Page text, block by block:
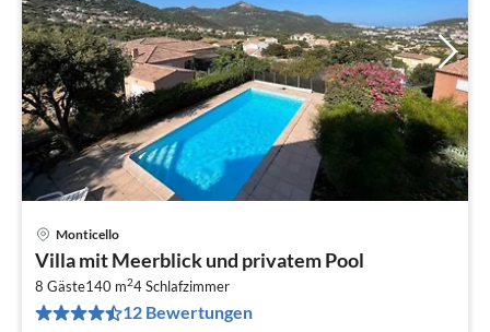
Monticello
Villa mit Meerblick und privatem Pool
8 Gäste140 m24Schlafzimmer
12 Bewertungen